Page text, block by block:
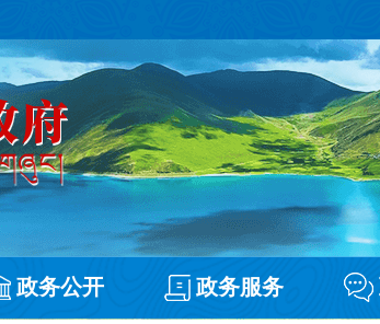
政务公开 政务服务